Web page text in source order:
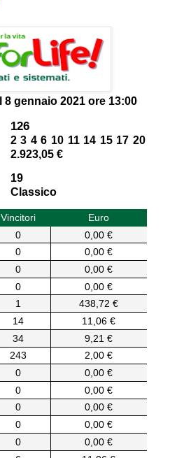
8 gennaio 2021 ore 13:00
126
2 3 4 6 10 11 14 15 17 20
2.923,05 €
19
Classico
Vincitori
Euro
0
0,00 €
0
0,00 €
0
0,00 €
0
0,00 €
1
438,72 €
14
11,06 €
34
9,21 €
243
2,00 €
0
0,00 €
0
0,00 €
0
0,00 €
0
0,00 €
0
0,00 €